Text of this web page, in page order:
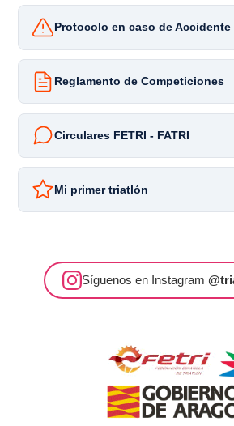
Protocolo en caso de Accidente
Reglamento de Competiciones
Circulares FETRI - FATRI
Mi primer triatlón
Síguenos en Instagram